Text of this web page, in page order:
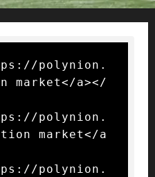
polynion.
market</a></
polynion.
market</a
polynion.